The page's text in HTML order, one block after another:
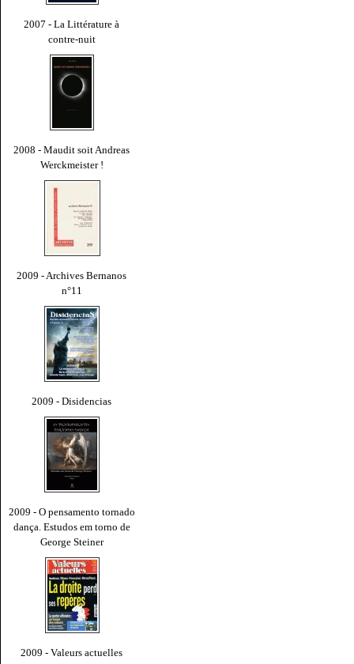
2007 - La Littérature à
contre-nuit
2008 - Maudit soit Andreas
Werckmeister !
2009 - Archives Bernanos
n°11
2009 - Disidencias
2009 - O pensamento tornado
dança. Estudos em torno de
George Steiner
2009 - Valeurs actuelles